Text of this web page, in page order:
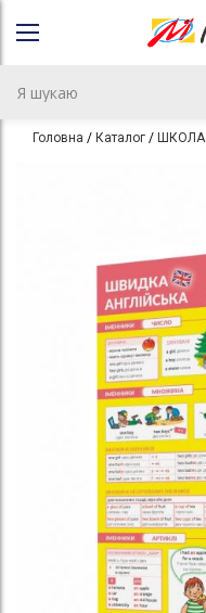
Головна Каталог ШКОЛА